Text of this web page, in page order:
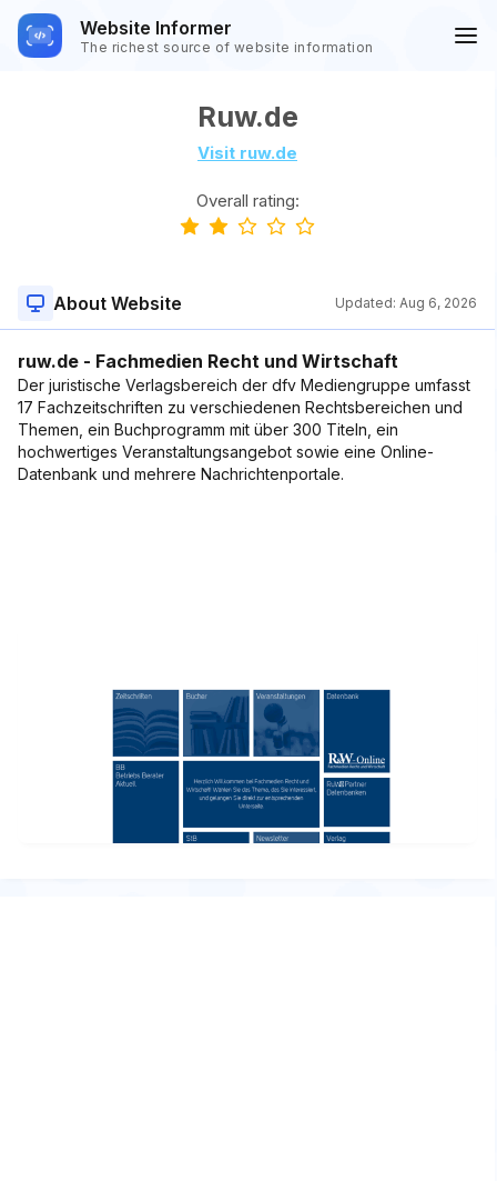
Website Informer
The richest source of website information
Ruw.de
Visit ruw.de
Overall rating:
About Website Updated: Aug 6, 2026
ruw.de - Fachmedien Recht und Wirtschaft
Der juristische Verlagsbereich der dfv Mediengruppe umfasst
17 Fachzeitschriften zu verschiedenen Rechtsbereichen und
Themen, ein Buchprogramm mit über 300 Titeln, ein
hochwertiges Veranstaltungsangebot sowie eine Online-
Datenbank und mehrere Nachrichtenportale.